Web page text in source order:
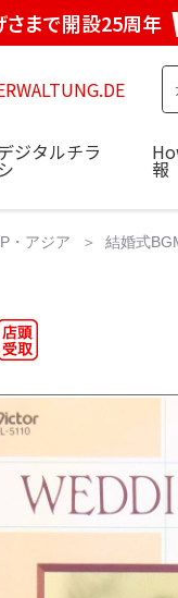
さまで開設25周年
ジタルチラ
シ 報
・アジア 結婚式